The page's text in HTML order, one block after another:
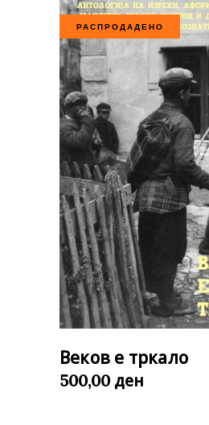
РАСПРОДАДЕНО
Веков е тркало
500,00 ден